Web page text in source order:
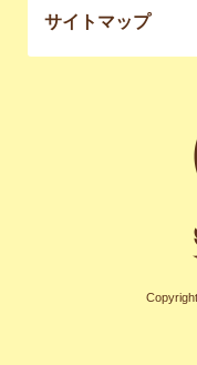
サイトマップ